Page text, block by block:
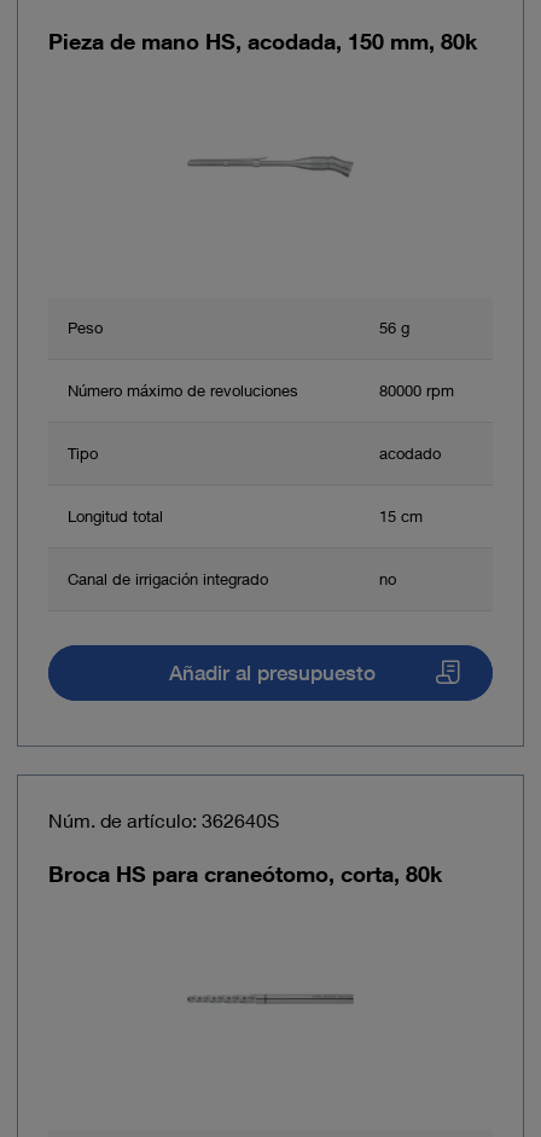
Pieza de mano HS, acodada, 150 mm, 80k
Peso 56 g
Número máximo de revoluciones 80000 rpm
Tipo acodado
Longitud total 15 cm
Canal de irrigación integrado no
Añadir al presupuesto
Núm. de artículo: 362640S
Broca HS para craneótomo, corta, 80k